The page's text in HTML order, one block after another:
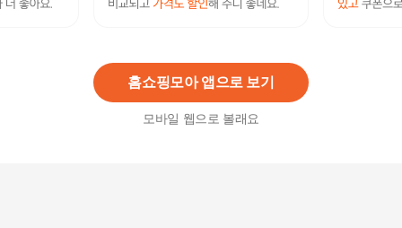
홈쇼핑모아 앱으로 보기
모바일 웹으로 볼래요
[현대백화점] [손정완] 레이스 소매 블라우스 ZHT6
10%464,400원